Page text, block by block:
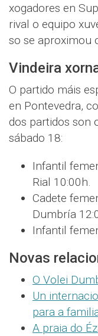
xogadores en
rival o equipo
so se aproximou
Vindeira
O partido máis
en Pontevedra,
dos partidos son
sábado 18:
Infantil
Rial 10:00h.
Cadete
Dumbría
Infantil
Novas
O Volei
Un
para a
A praia do